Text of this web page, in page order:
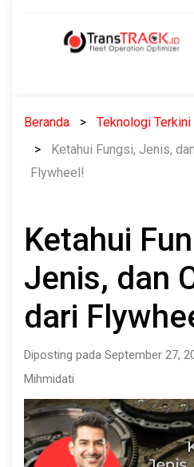
Beranda
Teknologi Terkini
Ketahui Fungsi, Jenis,
Flywheel!
Ketahui
Jenis, dan
dari
Diposting pada September 27,
Mihmidati